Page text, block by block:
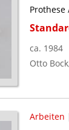
ca. 1984
Otto
Arbeiten